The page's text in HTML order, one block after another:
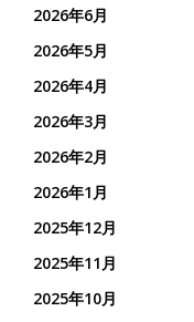
2026年6月
2026年5月
2026年4月
2026年3月
2026年2月
2026年1月
2025年12月
2025年11月
2025年10月